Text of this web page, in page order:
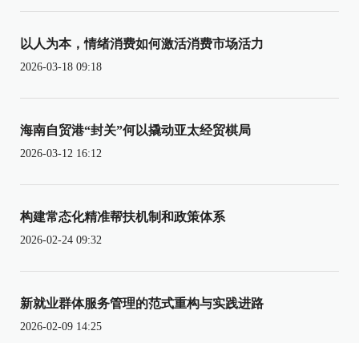
以人为本，情绪消费如何激活消费市场活力
2026-03-18 09:18
海南自贸港“封关”何以撬动亚太经贸棋局
2026-03-12 16:12
构建常态化精准帮扶机制和政策体系
2026-02-24 09:32
新就业群体服务管理的范式重构与实践进路
2026-02-09 14:25